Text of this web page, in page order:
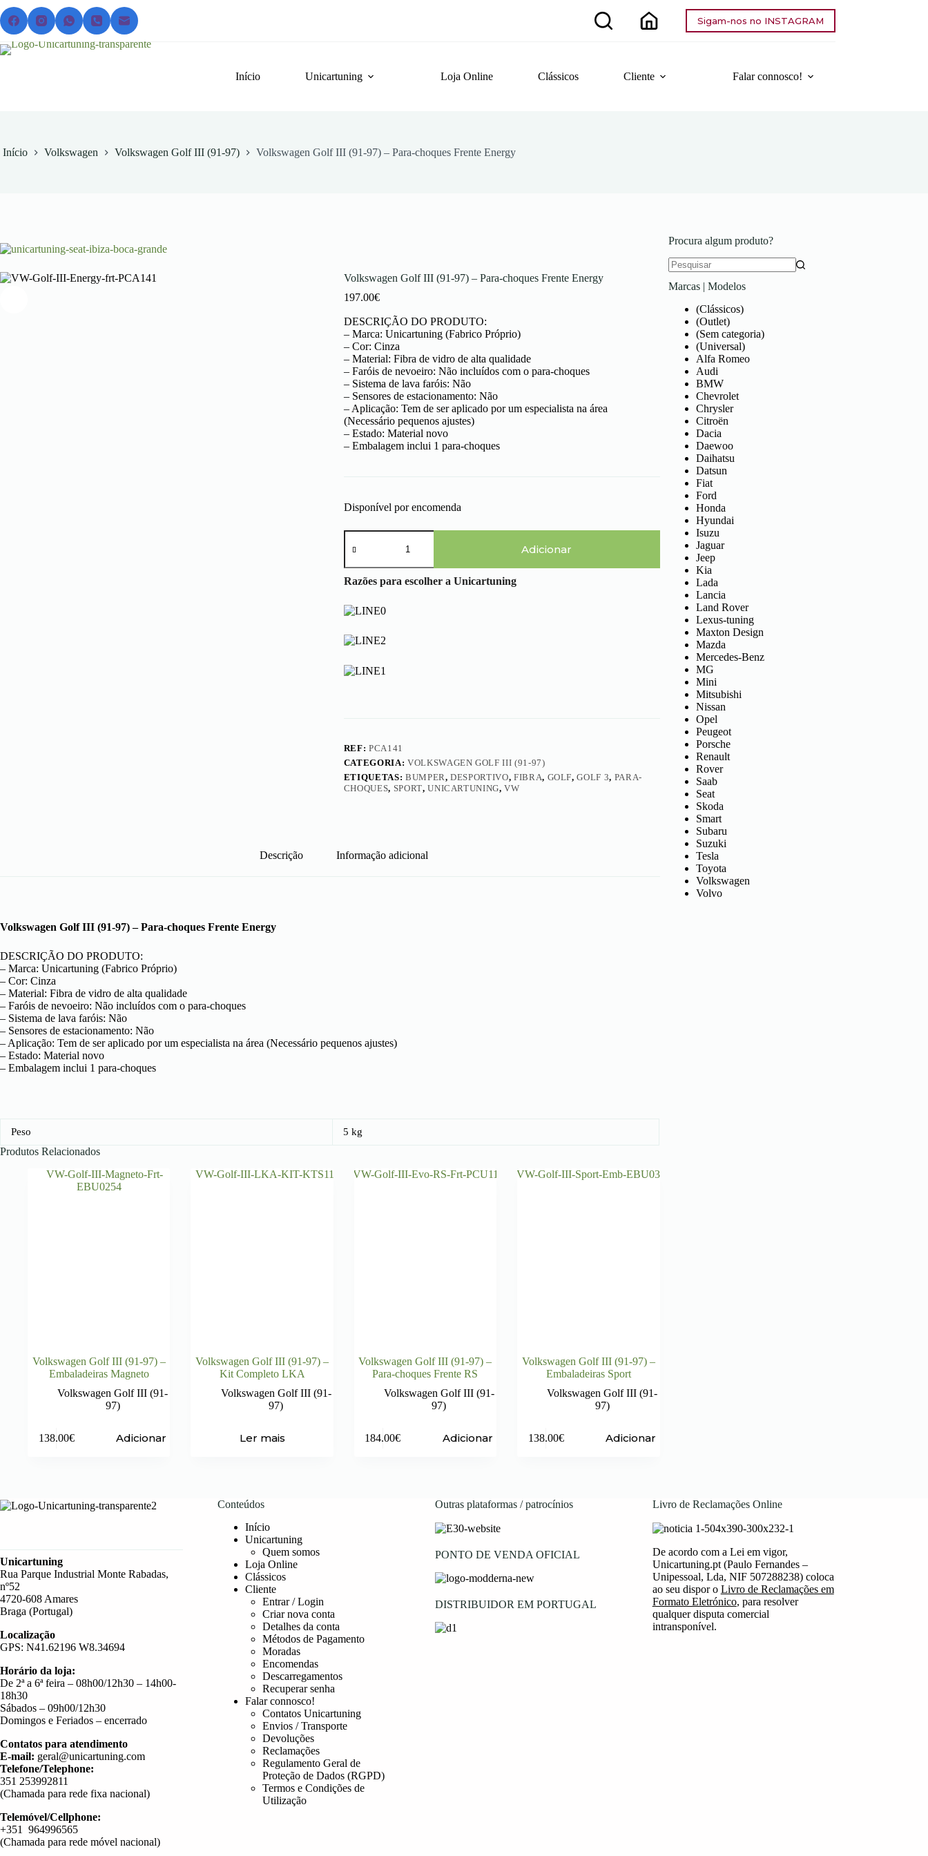
Pular
para
o
conteúdo
Sigam-nos no INSTAGRAM
Início Unicartuning Loja Online Clássicos Cliente Falar connosco!
Início Volkswagen Volkswagen Golf III (91-97) Volkswagen Golf III (91-97) – Para-choques Frente Energy
Volkswagen Golf III (91-97) – Para-choques Frente Energy
197.00€
DESCRIÇÃO DO PRODUTO:
– Marca: Unicartuning (Fabrico Próprio)
– Cor: Cinza
– Material: Fibra de vidro de alta qualidade
– Faróis de nevoeiro: Não incluídos com o para-choques
– Sistema de lava faróis: Não
– Sensores de estacionamento: Não
– Aplicação: Tem de ser aplicado por um especialista na área
(Necessário pequenos ajustes)
– Estado: Material novo
– Embalagem inclui 1 para-choques
Disponível por encomenda
Quantidade
de
Golf
III
97)
-
choques
Energy
Adicionar
Razões para escolher a Unicartuning
REF:PCA141
CATEGORIA: VOLKSWAGEN GOLF III (91-97)
ETIQUETAS: BUMPER,DESPORTIVO, FIBRA, GOLF,GOLF 3, PARA-
CHOQUES, SPORT,UNICARTUNING,VW
Descrição Informação adicional
Volkswagen Golf III (91-97) – Para-choques Frente Energy
DESCRIÇÃO DO PRODUTO:
– Marca: Unicartuning (Fabrico Próprio)
– Cor: Cinza
– Material: Fibra de vidro de alta qualidade
– Faróis de nevoeiro: Não incluídos com o para-choques
– Sistema de lava faróis: Não
– Sensores de estacionamento: Não
– Aplicação: Tem de ser aplicado por um especialista na área (Necessário pequenos ajustes)
– Estado: Material novo
– Embalagem inclui 1 para-choques
Peso 5 kg
Produtos Relacionados
Volkswagen Golf III (91-97) –
Embaladeiras Magneto
Volkswagen Golf III (91-
97)
138.00€ Adicionar
Volkswagen Golf III (91-97) –
Kit Completo LKA
Volkswagen Golf III (91-
97)
Ler mais
Volkswagen Golf III (91-97) –
Para-choques Frente RS
Volkswagen Golf III (91-
97)
184.00€ Adicionar
Volkswagen Golf III (91-97) –
Embaladeiras Sport
Volkswagen Golf III (91-
97)
138.00€ Adicionar
Procura algum produto?
resultados
Marcas | Modelos
(Clássicos)
(Outlet)
(Sem categoria)
(Universal)
Alfa Romeo
Audi
BMW
Chevrolet
Chrysler
Citroën
Dacia
Daewoo
Daihatsu
Datsun
Fiat
Ford
Honda
Hyundai
Isuzu
Jaguar
Jeep
Kia
Lada
Lancia
Land Rover
Lexus-tuning
Maxton Design
Mazda
Mercedes-Benz
MG
Mini
Mitsubishi
Nissan
Opel
Peugeot
Porsche
Renault
Rover
Saab
Seat
Skoda
Smart
Subaru
Suzuki
Tesla
Toyota
Volkswagen
Volvo
Unicartuning
Rua Parque Industrial Monte Rabadas,
nº52
4720-608 Amares
Braga (Portugal)
Localização
GPS: N41.62196 W8.34694
Horário da loja:
De 2ª a 6ª feira – 08h00/12h30 – 14h00-
18h30
Sábados – 09h00/12h30
Domingos e Feriados – encerrado
Contatos para atendimento
E-mail: geral@unicartuning.com
Telefone/Telephone:
351 253992811
(Chamada para rede fixa nacional)
Telemóvel/Cellphone:
+351 964996565
(Chamada para rede móvel nacional)
Conteúdos
Início
Unicartuning
Quem somos
Loja Online
Clássicos
Cliente
Entrar / Login
Criar nova conta
Detalhes da conta
Métodos de Pagamento
Moradas
Encomendas
Descarregamentos
Recuperar senha
Falar connosco!
Contatos Unicartuning
Envios / Transporte
Devoluções
Reclamações
Regulamento Geral de
Proteção de Dados (RGPD)
Termos e Condições de
Utilização
Outras plataformas / patrocínios
PONTO DE VENDA OFICIAL
DISTRIBUIDOR EM PORTUGAL
Livro de Reclamações Online
De acordo com a Lei em vigor,
Unicartuning.pt (Paulo Fernandes –
Unipessoal, Lda, NIF 507288238) coloca
ao seu dispor o Livro de Reclamações em
Formato Eletrónico, para resolver
qualquer disputa comercial
intransponível.